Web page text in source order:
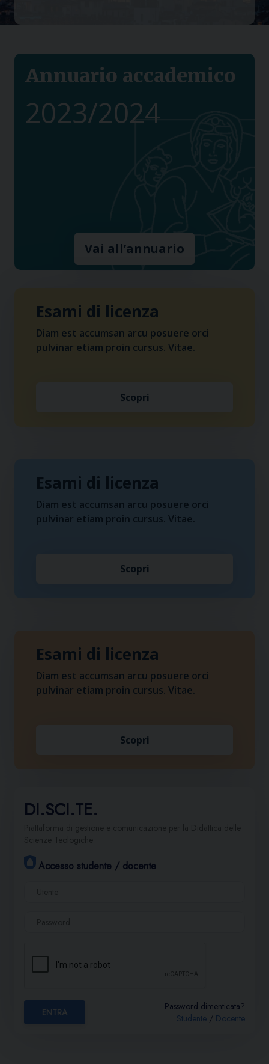
Annuario accademico
2023/2024
Vai all’annuario
Esami di licenza
Diam est accumsan arcu posuere orci
pulvinar etiam proin cursus. Vitae.
Scopri
Esami di licenza
Diam est accumsan arcu posuere orci
pulvinar etiam proin cursus. Vitae.
Scopri
Esami di licenza
Diam est accumsan arcu posuere orci
pulvinar etiam proin cursus. Vitae.
Scopri